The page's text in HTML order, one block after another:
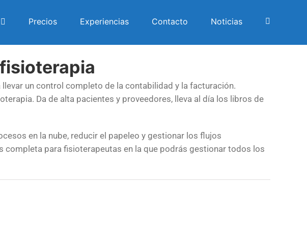
Precios Experiencias Contacto Noticias
un control completo de la contabilidad y la facturación.
Da de alta pacientes y proveedores, lleva al día los libros de
en la nube, reducir el papeleo y gestionar los flujos
completa para fisioterapeutas en la que podrás gestionar todos los